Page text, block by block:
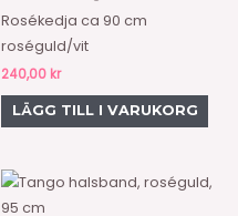
Rosékedja ca 90 cm
roséguld/vit
240,00 kr
LÄGG TILL I VARUKORG